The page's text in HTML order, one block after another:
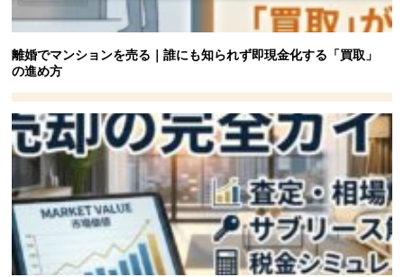
離婚でマンションを売る｜誰にも知られず即現金化する「買取」
の進め方